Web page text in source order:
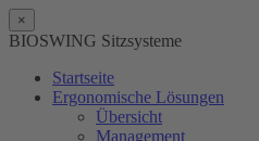
×
BIOSWING Sitzsysteme
Startseite
Ergonomische Lösungen
Übersicht
Management